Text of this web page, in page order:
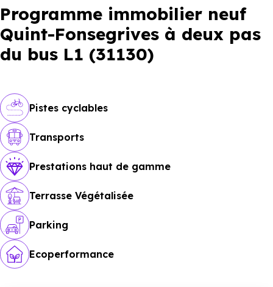
Financer
Programme immobilier neuf
Quint-Fonsegrives à deux pas
du bus L1 (31130)
Pistes cyclables
Transports
Prestations haut de gamme
Terrasse Végétalisée
Parking
Ecoperformance